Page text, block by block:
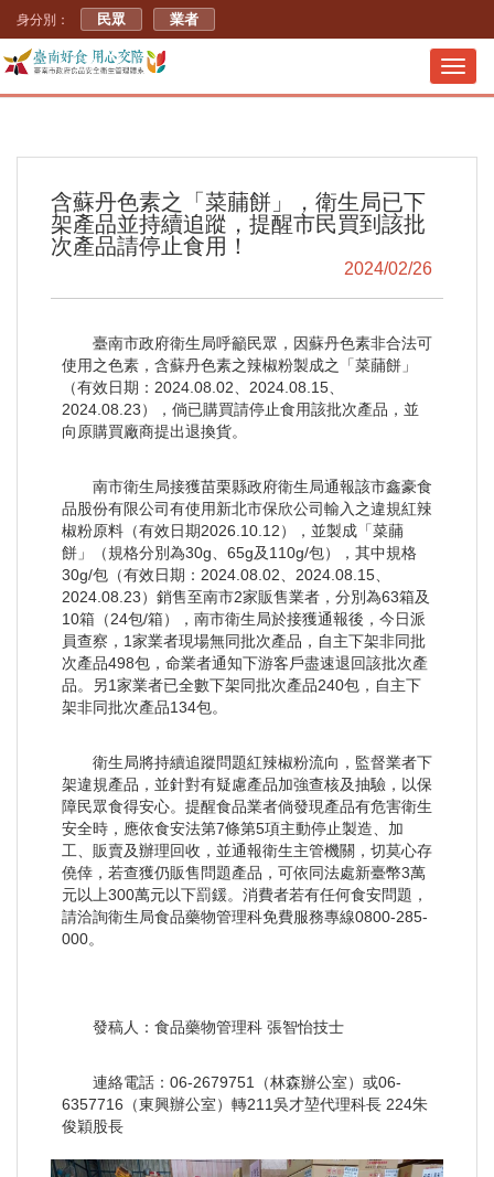
身分別： 民眾 業者
含蘇丹色素之「菜䔕餅」，衛生局已下
架產品並持續追蹤，提醒市民買到該批
次產品請停止食用！
2024/02/26
臺南市政府衛生局呼籲民眾，因蘇丹色素非合法可
使用之色素，含蘇丹色素之辣椒粉製成之「菜䔕餅」
（有效日期：2024.08.02、2024.08.15、
2024.08.23），倘已購買請停止食用該批次產品，並
向原購買廠商提出退換貨。
南市衛生局接獲苗栗縣政府衛生局通報該市鑫豪食
品股份有限公司有使用新北市保欣公司輸入之違規紅辣
椒粉原料（有效日期2026.10.12），並製成「菜䔕
餅」（規格分別為30g、65g及110g/包），其中規格
30g/包（有效日期：2024.08.02、2024.08.15、
2024.08.23）銷售至南市2家販售業者，分別為63箱及
10箱（24包/箱），南市衛生局於接獲通報後，今日派
員查察，1家業者現場無同批次產品，自主下架非同批
次產品498包，命業者通知下游客戶盡速退回該批次產
品。另1家業者已全數下架同批次產品240包，自主下
架非同批次產品134包。
衛生局將持續追蹤問題紅辣椒粉流向，監督業者下
架違規產品，並針對有疑慮產品加強查核及抽驗，以保
障民眾食得安心。提醒食品業者倘發現產品有危害衛生
安全時，應依食安法第7條第5項主動停止製造、加
工、販賣及辦理回收，並通報衛生主管機關，切莫心存
僥倖，若查獲仍販售問題產品，可依同法處新臺幣3萬
元以上300萬元以下罰鍰。消費者若有任何食安問題，
請洽詢衛生局食品藥物管理科免費服務專線0800-285-
000。
發稿人：食品藥物管理科 張智怡技士
連絡電話：06-2679751（林森辦公室）或06-
6357716（東興辦公室）轉211吳才堃代理科長 224朱
俊穎股長